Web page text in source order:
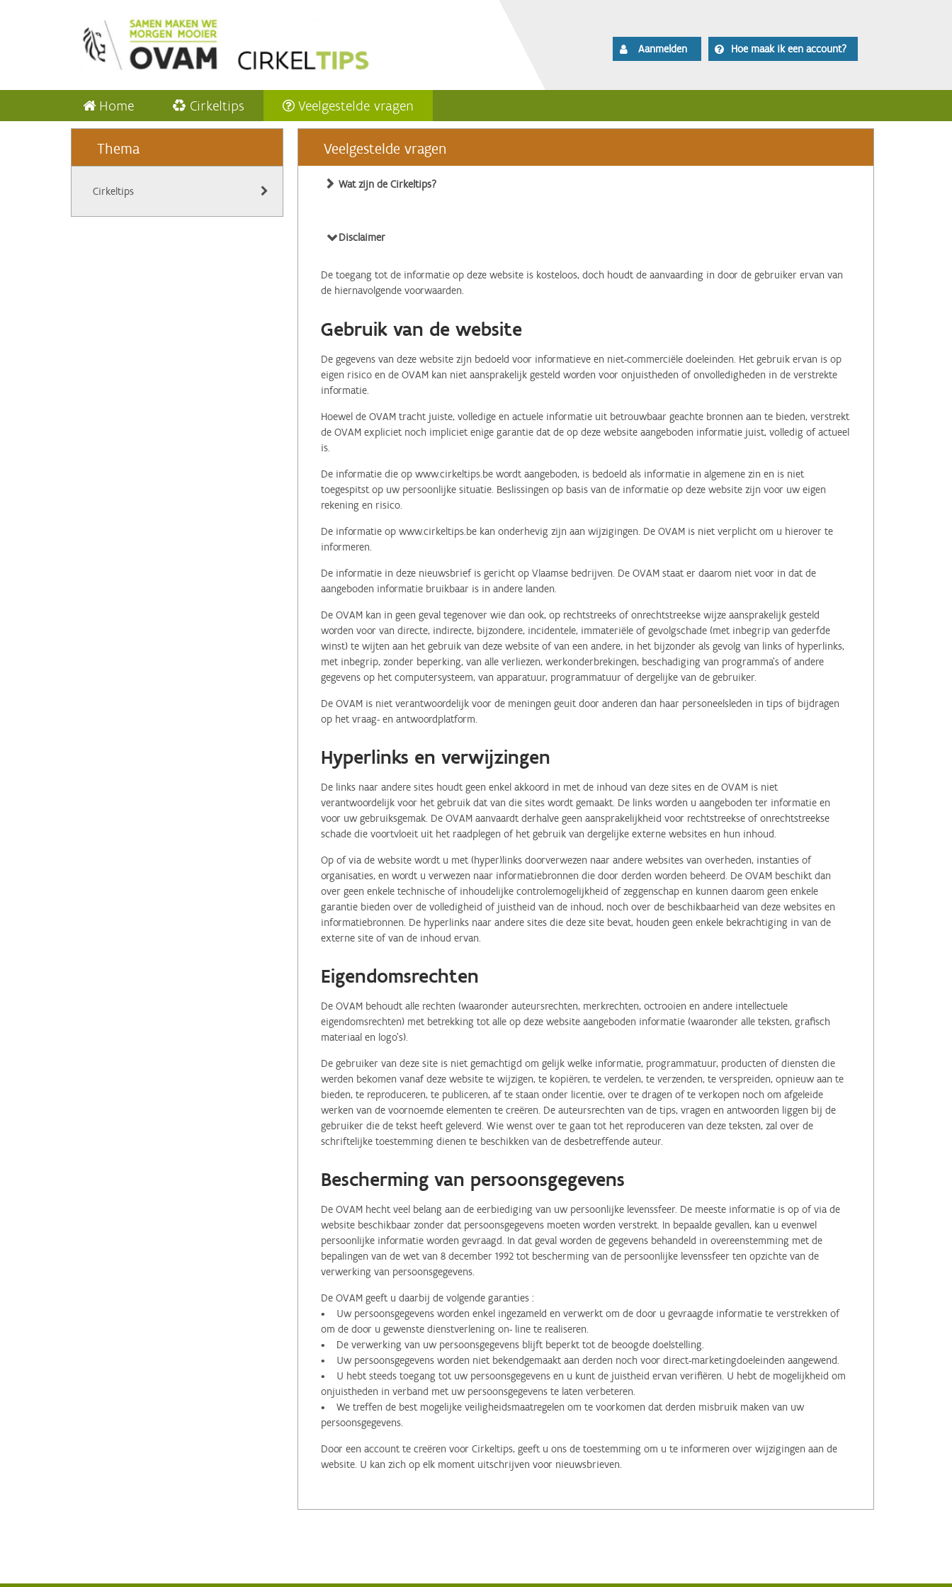
Aanmelden Hoe maak ik een account?
Home Cirkeltips Veelgestelde vragen
Thema
Cirkeltips
Veelgestelde vragen
Wat zijn de Cirkeltips?
Disclaimer
De toegang tot de informatie op deze website is kosteloos, doch houdt de aanvaarding in door de gebruiker ervan van
de hiernavolgende voorwaarden.
Gebruik van de website
De gegevens van deze website zijn bedoeld voor informatieve en niet-commerciële doeleinden. Het gebruik ervan is op
eigen risico en de OVAM kan niet aansprakelijk gesteld worden voor onjuistheden of onvolledigheden in de verstrekte
informatie.
Hoewel de OVAM tracht juiste, volledige en actuele informatie uit betrouwbaar geachte bronnen aan te bieden, verstrekt
de OVAM expliciet noch impliciet enige garantie dat de op deze website aangeboden informatie juist, volledig of actueel
is.
De informatie die op www.cirkeltips.be wordt aangeboden, is bedoeld als informatie in algemene zin en is niet
toegespitst op uw persoonlijke situatie. Beslissingen op basis van de informatie op deze website zijn voor uw eigen
rekening en risico.
De informatie op www.cirkeltips.be kan onderhevig zijn aan wijzigingen. De OVAM is niet verplicht om u hierover te
informeren.
De informatie in deze nieuwsbrief is gericht op Vlaamse bedrijven. De OVAM staat er daarom niet voor in dat de
aangeboden informatie bruikbaar is in andere landen.
De OVAM kan in geen geval tegenover wie dan ook, op rechtstreeks of onrechtstreekse wijze aansprakelijk gesteld
worden voor van directe, indirecte, bijzondere, incidentele, immateriële of gevolgschade (met inbegrip van gederfde
winst) te wijten aan het gebruik van deze website of van een andere, in het bijzonder als gevolg van links of hyperlinks,
met inbegrip, zonder beperking, van alle verliezen, werkonderbrekingen, beschadiging van programma's of andere
gegevens op het computersysteem, van apparatuur, programmatuur of dergelijke van de gebruiker.
De OVAM is niet verantwoordelijk voor de meningen geuit door anderen dan haar personeelsleden in tips of bijdragen
op het vraag- en antwoordplatform.
Hyperlinks en verwijzingen
De links naar andere sites houdt geen enkel akkoord in met de inhoud van deze sites en de OVAM is niet
verantwoordelijk voor het gebruik dat van die sites wordt gemaakt. De links worden u aangeboden ter informatie en
voor uw gebruiksgemak. De OVAM aanvaardt derhalve geen aansprakelijkheid voor rechtstreekse of onrechtstreekse
schade die voortvloeit uit het raadplegen of het gebruik van dergelijke externe websites en hun inhoud.
Op of via de website wordt u met (hyper)links doorverwezen naar andere websites van overheden, instanties of
organisaties, en wordt u verwezen naar informatiebronnen die door derden worden beheerd. De OVAM beschikt dan
over geen enkele technische of inhoudelijke controlemogelijkheid of zeggenschap en kunnen daarom geen enkele
garantie bieden over de volledigheid of juistheid van de inhoud, noch over de beschikbaarheid van deze websites en
informatiebronnen. De hyperlinks naar andere sites die deze site bevat, houden geen enkele bekrachtiging in van de
externe site of van de inhoud ervan.
Eigendomsrechten
De OVAM behoudt alle rechten (waaronder auteursrechten, merkrechten, octrooien en andere intellectuele
eigendomsrechten) met betrekking tot alle op deze website aangeboden informatie (waaronder alle teksten, grafisch
materiaal en logo's).
De gebruiker van deze site is niet gemachtigd om gelijk welke informatie, programmatuur, producten of diensten die
werden bekomen vanaf deze website te wijzigen, te kopiëren, te verdelen, te verzenden, te verspreiden, opnieuw aan te
bieden, te reproduceren, te publiceren, af te staan onder licentie, over te dragen of te verkopen noch om afgeleide
werken van de voornoemde elementen te creëren. De auteursrechten van de tips, vragen en antwoorden liggen bij de
gebruiker die de tekst heeft geleverd. Wie wenst over te gaan tot het reproduceren van deze teksten, zal over de
schriftelijke toestemming dienen te beschikken van de desbetreffende auteur.
Bescherming van persoonsgegevens
De OVAM hecht veel belang aan de eerbiediging van uw persoonlijke levenssfeer. De meeste informatie is op of via de
website beschikbaar zonder dat persoonsgegevens moeten worden verstrekt. In bepaalde gevallen, kan u evenwel
persoonlijke informatie worden gevraagd. In dat geval worden de gegevens behandeld in overeenstemming met de
bepalingen van de wet van 8 december 1992 tot bescherming van de persoonlijke levenssfeer ten opzichte van de
verwerking van persoonsgegevens.
De OVAM geeft u daarbij de volgende garanties :
• Uw persoonsgegevens worden enkel ingezameld en verwerkt om de door u gevraagde informatie te verstrekken of
om de door u gewenste dienstverlening on- line te realiseren.
• De verwerking van uw persoonsgegevens blijft beperkt tot de beoogde doelstelling.
• Uw persoonsgegevens worden niet bekendgemaakt aan derden noch voor direct-marketingdoeleinden aangewend.
• U hebt steeds toegang tot uw persoonsgegevens en u kunt de juistheid ervan verifiëren. U hebt de mogelijkheid om
onjuistheden in verband met uw persoonsgegevens te laten verbeteren.
• We treffen de best mogelijke veiligheidsmaatregelen om te voorkomen dat derden misbruik maken van uw
persoonsgegevens.
Door een account te creëren voor Cirkeltips, geeft u ons de toestemming om u te informeren over wijzigingen aan de
website. U kan zich op elk moment uitschrijven voor nieuwsbrieven.